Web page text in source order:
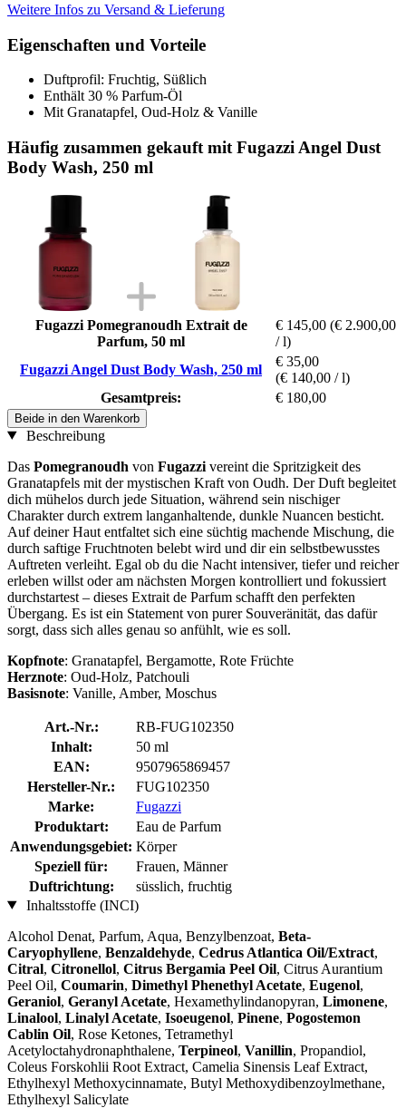
Weitere Infos zu Versand & Lieferung
Eigenschaften und Vorteile
Duftprofil: Fruchtig, Süßlich
Enthält 30 % Parfum-Öl
Mit Granatapfel, Oud-Holz & Vanille
Häufig zusammen gekauft mit Fugazzi Angel Dust
Body Wash, 250 ml
Fugazzi Pomegranoudh Extrait de
Parfum, 50 ml
€ 145,00 (€ 2.900,00
/ l)
Fugazzi Angel Dust Body Wash, 250 ml
€ 35,00
(€ 140,00 / l)
Gesamtpreis:
€ 180,00
Beide in den Warenkorb
Beschreibung
Das Pomegranoudh von Fugazzi vereint die Spritzigkeit des
Granatapfels mit der mystischen Kraft von Oudh. Der Duft begleitet
dich mühelos durch jede Situation, während sein nischiger
Charakter durch extrem langanhaltende, dunkle Nuancen besticht.
Auf deiner Haut entfaltet sich eine süchtig machende Mischung, die
durch saftige Fruchtnoten belebt wird und dir ein selbstbewusstes
Auftreten verleiht. Egal ob du die Nacht intensiver, tiefer und reicher
erleben willst oder am nächsten Morgen kontrolliert und fokussiert
durchstartest – dieses Extrait de Parfum schafft den perfekten
Übergang. Es ist ein Statement von purer Souveränität, das dafür
sorgt, dass sich alles genau so anfühlt, wie es soll.
Kopfnote: Granatapfel, Bergamotte, Rote Früchte
Herznote: Oud-Holz, Patchouli
Basisnote: Vanille, Amber, Moschus
Art.-Nr.:
RB-FUG102350
Inhalt:
50 ml
EAN:
9507965869457
Hersteller-Nr.:
FUG102350
Marke:
Fugazzi
Produktart:
Eau de Parfum
Anwendungsgebiet: Körper
Speziell für:
Frauen, Männer
Duftrichtung:
süsslich, fruchtig
Inhaltsstoffe (INCI)
Alcohol Denat, Parfum, Aqua, Benzylbenzoat, Beta-
Caryophyllene, Benzaldehyde, Cedrus Atlantica Oil/Extract,
Citral, Citronellol, Citrus Bergamia Peel Oil, Citrus Aurantium
Peel Oil, Coumarin, Dimethyl Phenethyl Acetate, Eugenol,
Geraniol, Geranyl Acetate, Hexamethylindanopyran, Limonene,
Linalool, Linalyl Acetate, Isoeugenol, Pinene, Pogostemon
Cablin Oil, Rose Ketones, Tetramethyl
Acetyloctahydronaphthalene, Terpineol, Vanillin, Propandiol,
Coleus Forskohlii Root Extract, Camelia Sinensis Leaf Extract,
Ethylhexyl Methoxycinnamate, Butyl Methoxydibenzoylmethane,
Ethylhexyl Salicylate